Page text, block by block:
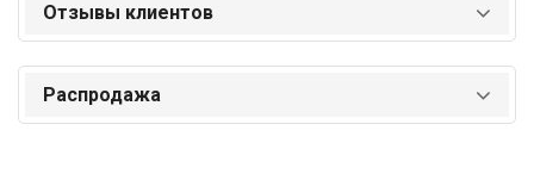
Отзывы клиентов
Распродажа